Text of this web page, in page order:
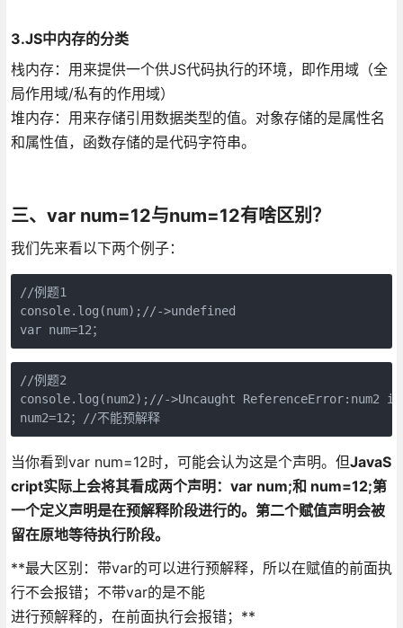
3.JS中内存的分类
栈内存：用来提供一个供JS代码执行的环境，即作用域（全
局作用域/私有的作用域）
堆内存：用来存储引用数据类型的值。对象存储的是属性名
和属性值，函数存储的是代码字符串。
三、var num=12与num=12有啥区别？
我们先来看以下两个例子：
//例题1
console.log(num);//->undefined
var num=12；
//例题2
console.log(num2);//->Uncaught ReferenceError:num2
num2=12；//不能预解释
当你看到var num=12时，可能会认为这是个声明。但JavaS
cript实际上会将其看成两个声明：var num;和 num=12;第
一个定义声明是在预解释阶段进行的。第二个赋值声明会被
留在原地等待执行阶段。
**最大区别：带var的可以进行预解释，所以在赋值的前面执
行不会报错；不带var的是不能
进行预解释的，在前面执行会报错；**